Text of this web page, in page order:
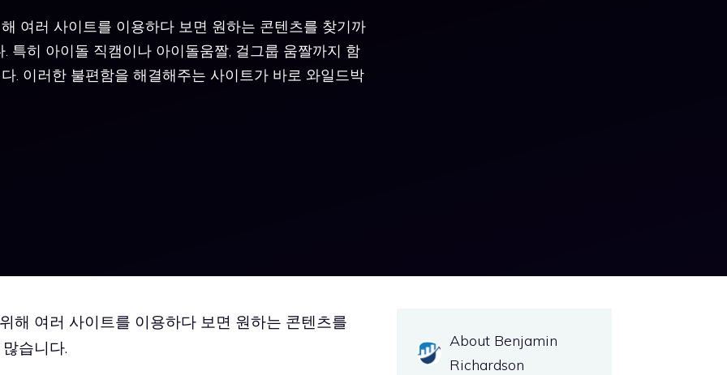
여러 사이트를 이용하다 보면 원하는 콘텐츠를 찾기까
특히 아이돌 직캠이나 아이돌움짤, 걸그룹 움짤까지 함
. 이러한 불편함을 해결해주는 사이트가 바로 와일드박
해 여러 사이트를 이용하다 보면 원하는 콘텐츠를
습니다.
About Benjamin
Richardson